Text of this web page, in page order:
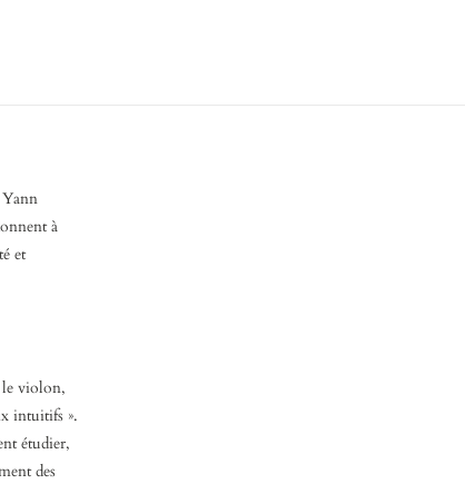
Yann
à
et
le violon,
intuitifs ».
étudier,
des